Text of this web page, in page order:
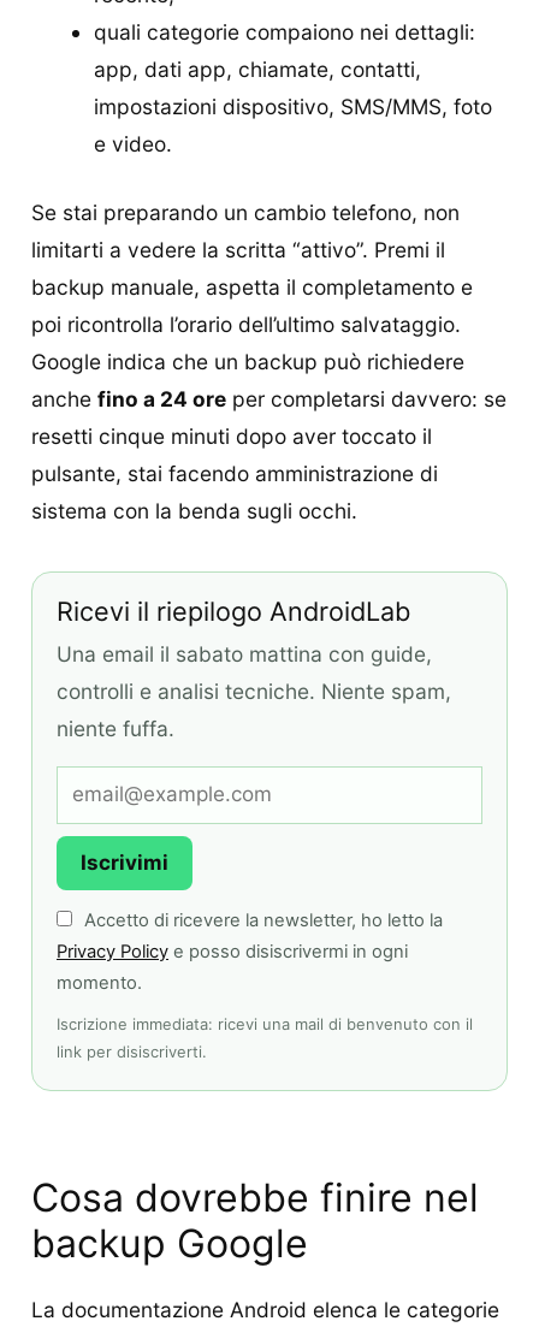
quali categorie compaiono nei dettagli:
app, dati app, chiamate, contatti,
impostazioni dispositivo, SMS/MMS, foto
e video.
Se stai preparando un cambio telefono, non
limitarti a vedere la scritta “attivo”. Premi il
backup manuale, aspetta il completamento e
poi ricontrolla l’orario dell’ultimo salvataggio.
Google indica che un backup può richiedere
anche fino a 24 ore per completarsi davvero: se
resetti cinque minuti dopo aver toccato il
pulsante, stai facendo amministrazione di
sistema con la benda sugli occhi.
Ricevi il riepilogo AndroidLab
Una email il sabato mattina con guide,
controlli e analisi tecniche. Niente spam,
niente fuffa.
Iscrivimi
Accetto di ricevere la newsletter, ho letto la
Privacy Policy e posso disiscrivermi in ogni
momento.
Iscrizione immediata: ricevi una mail di benvenuto con il
link per disiscriverti.
Cosa dovrebbe finire nel
backup Google
La documentazione Android elenca le categorie